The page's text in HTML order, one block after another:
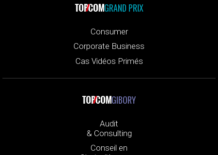
GRAND PRIX
Consumer
Corporate Business
Cas Vidéos Primés
GIBORY
Audit
& Consulting
Conseil en